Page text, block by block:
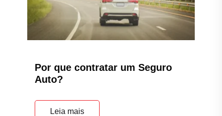
Por que contratar um Seguro
Auto?
Leia mais